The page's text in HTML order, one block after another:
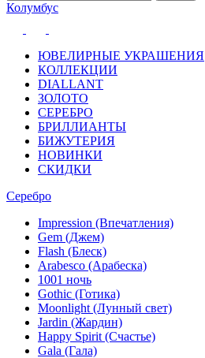
Колумбус
ЮВЕЛИРНЫЕ УКРАШЕНИЯ
КОЛЛЕКЦИИ
DIALLANT
ЗОЛОТО
СЕРЕБРО
БРИЛЛИАНТЫ
БИЖУТЕРИЯ
НОВИНКИ
СКИДКИ
Серебро
Impression (Впечатления)
Gem (Джем)
Flash (Блеск)
Arabesco (Арабеска)
1001 ночь
Gothic (Готика)
Moonlight (Лунный свет)
Jardin (Жардин)
Happy Spirit (Счастье)
Gala (Гала)